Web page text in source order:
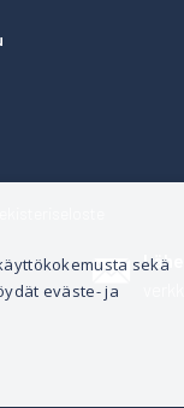
sekä
eväste- ja